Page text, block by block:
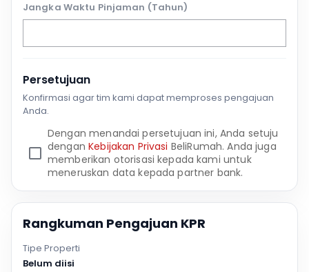
Jangka Waktu Pinjaman (Tahun)
Persetujuan
Konfirmasi agar tim kami dapat memproses pengajuan
Anda.
Dengan menandai persetujuan ini, Anda setuju
denganKebijakan Privasi BeliRumah. Anda juga
memberikan otorisasi kepada kami untuk
meneruskan data kepada partner bank.
Rangkuman Pengajuan KPR
Tipe Properti
Belum diisi